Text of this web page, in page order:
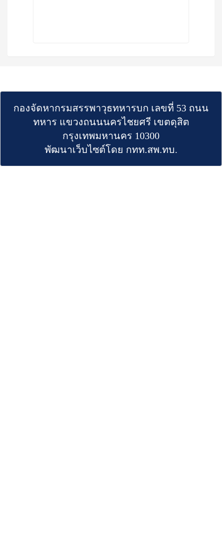
กองจัดหากรมสรรพาวุธทหารบก เลขที่ 53 ถนน
ทหาร แขวงถนนนครไชยศรี เขตดุสิต
กรุงเทพมหานคร 10300
พัฒนาเว็บไซต์โดย กทท.สพ.ทบ.